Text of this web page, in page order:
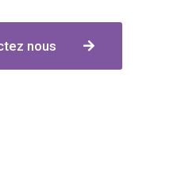
nous